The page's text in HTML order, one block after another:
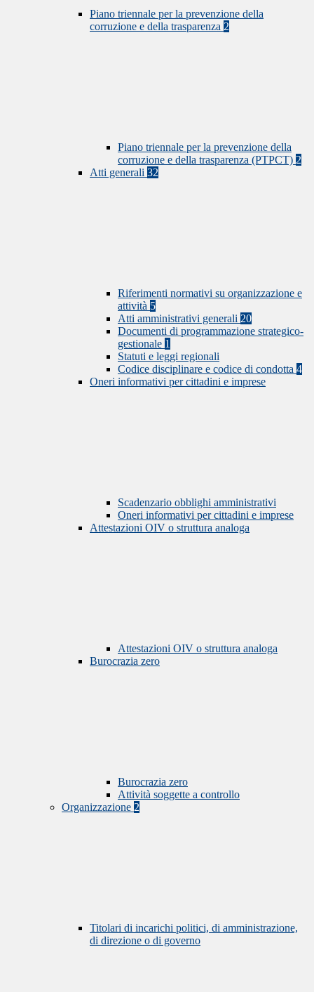
Piano triennale per la prevenzione della
corruzione e della trasparenza 2
Piano triennale per la prevenzione della
corruzione e della trasparenza (PTPCT) 2
Atti generali 32
Riferimenti normativi su organizzazione e
attività 5
Atti amministrativi generali 20
Documenti di programmazione strategico-
gestionale 1
Statuti e leggi regionali
Codice disciplinare e codice di condotta 4
Oneri informativi per cittadini e imprese
Scadenzario obblighi amministrativi
Oneri informativi per cittadini e imprese
Attestazioni OIV o struttura analoga
Attestazioni OIV o struttura analoga
Burocrazia zero
Burocrazia zero
Attività soggette a controllo
Organizzazione 2
Titolari di incarichi politici, di amministrazione,
di direzione o di governo